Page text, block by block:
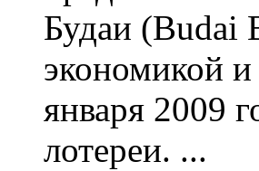
Будаи (Budai
экономикой
января 2009
лотереи. ...